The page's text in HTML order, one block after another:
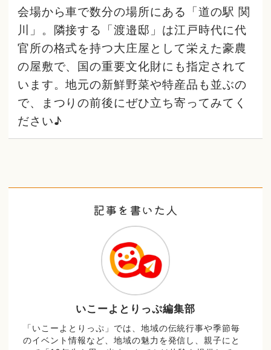
会場から車で数分の場所にある「道の駅 関
川」。隣接する「渡邉邸」は江戸時代に代
官所の格式を持つ大庄屋として栄えた豪農
の屋敷で、国の重要文化財にも指定されて
います。地元の新鮮野菜や特産品も並ぶの
で、まつりの前後にぜひ立ち寄ってみてく
ださい♪
記事を書いた人
いこーよとりっぷ編集部
「いこーよとりっぷ」では、地域の伝統行事や季節毎
のイベント情報など、地域の魅力を発信し、親子にと